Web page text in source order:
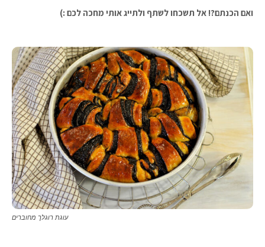
ואם הכנתם?! אל תשכחו לשתף ולתייג אותי מחכה לכם :)
עוגת רוגלך מחוברים